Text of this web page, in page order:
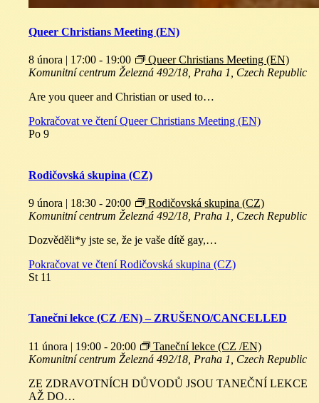
Queer Christians Meeting (EN)
8 února | 17:00 - 19:00
Queer Christians Meeting (EN)
Komunitní centrum Železná 492/18, Praha 1, Czech Republic
Are you queer and Christian or used to…
Pokračovat ve čteníQueer Christians Meeting (EN)
Po 9
Rodičovská skupina (CZ)
9 února | 18:30 - 20:00
Rodičovská skupina (CZ)
Komunitní centrum Železná 492/18, Praha 1, Czech Republic
Dozvěděli*y jste se, že je vaše dítě gay,…
Pokračovat ve čteníRodičovská skupina (CZ)
St 11
Taneční lekce (CZ /EN) – ZRUŠENO/CANCELLED
11 února | 19:00 - 20:00
Taneční lekce (CZ /EN)
Komunitní centrum Železná 492/18, Praha 1, Czech Republic
ZE ZDRAVOTNÍCH DŮVODŮ JSOU TANEČNÍ LEKCE
AŽ DO…